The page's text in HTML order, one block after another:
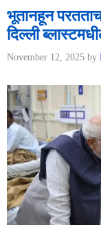
भूतानहून
दिल्ली
November 12, 2025 by